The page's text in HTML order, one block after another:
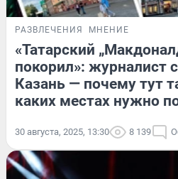
РАЗВЛЕЧЕНИЯ МНЕНИЕ
«Татарский
покорил»: журналист
Казань — почему тут
каких местах нужно
30 августа, 2025, 13:30 8 139